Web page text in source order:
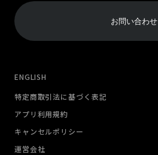
お問い合わせ
ENGLISH
特定商取引法に基づく表記
アプリ利用規約
キャンセルポリシー
運営会社